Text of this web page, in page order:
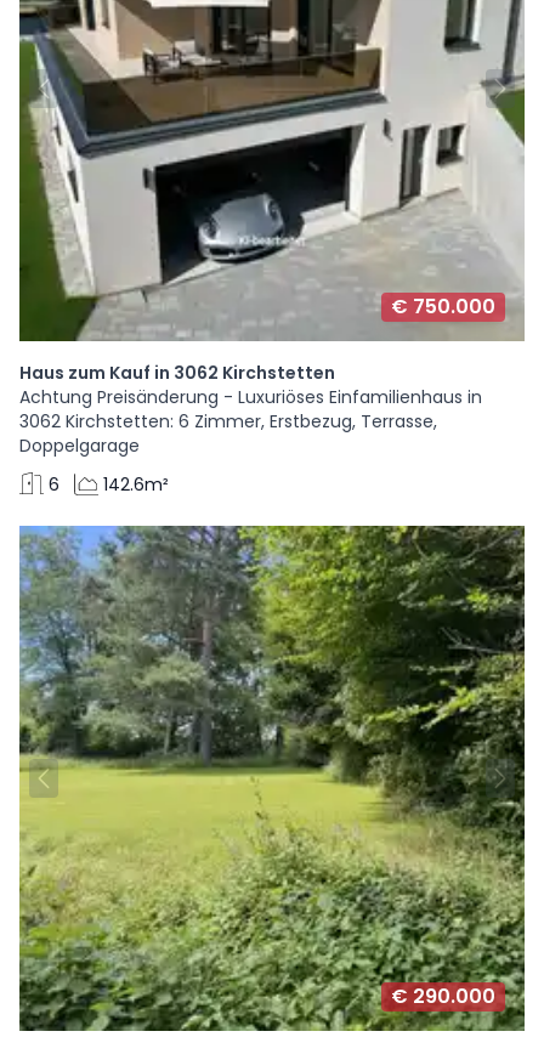
€ 750.000
Haus zum Kauf in 3062 Kirchstetten
Achtung Preisänderung - Luxuriöses Einfamilienhaus in
3062 Kirchstetten: 6 Zimmer, Erstbezug, Terrasse,
Doppelgarage
6
142.6m²
€ 290.000